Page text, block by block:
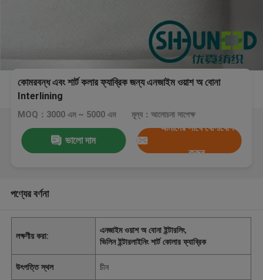
কোমরবন্ধ এবং শার্ট কলার ফ্যাব্রিক জন্য এনজাইম ওয়াশ অ বোনা
Interlining
MOQ：3000 এম ~ 5000 এম মূল্য：আলোচনা সাপেক্ষ
ভালো দাম
আমাদের সাথে যোগাযোগ
করুন
পণ্যের বর্ণনা
লক্ষণীয় করা:
এনজাইম ওয়াশ অ বোনা ইন্টারলিং,
ভিলিন ইন্টারলাইনিং শার্ট কোলার ফ্যাব্রিক
উৎপত্তি স্থল চীন